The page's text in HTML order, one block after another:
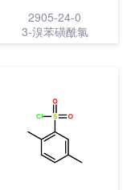
2905-24-0
3-溴苯磺酰氯